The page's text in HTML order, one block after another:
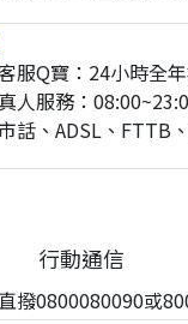
服Q寶：24小時全
真人服務：
話、ADSL、FTTB
行動通信
撥0800080090或